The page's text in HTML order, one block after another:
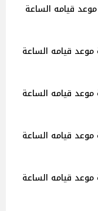
قيامه الساعة
موعد قيامه الساعة
موعد قيامه الساعة
موعد قيامه الساعة
موعد قيامه الساعة